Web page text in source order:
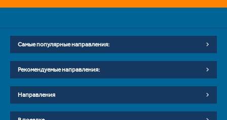
Самые популярные направления:
Рекомендуемые направления:
Направления